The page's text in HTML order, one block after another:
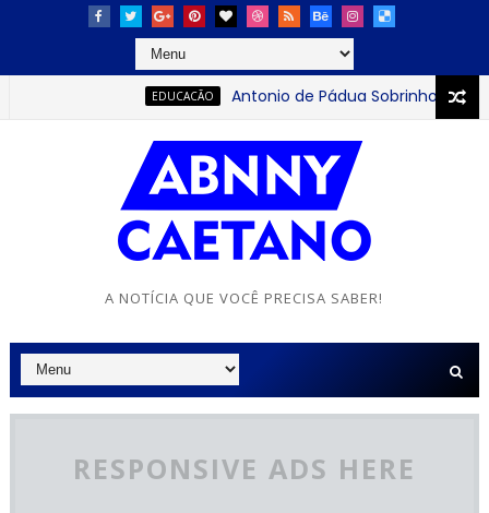
Antonio de Pádua Sobrinho: o jovem
A NOTÍCIA QUE VOCÊ PRECISA SABER!
RESPONSIVE ADS HERE